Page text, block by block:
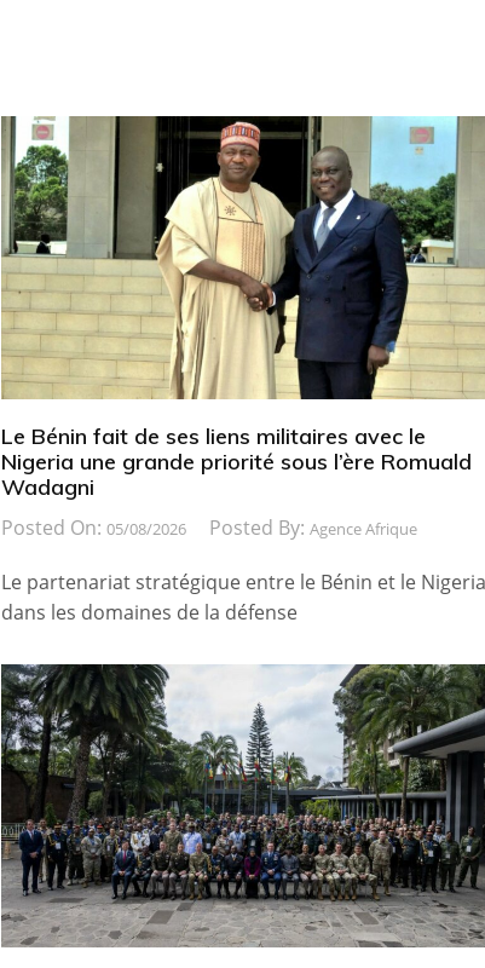
Le Bénin fait de ses liens militaires avec le
Nigeria une grande priorité sous l’ère Romuald
Wadagni
Posted On: 05/08/2026 Posted By: Agence Afrique
Le partenariat stratégique entre le Bénin et le Nigeria
dans les domaines de la défense